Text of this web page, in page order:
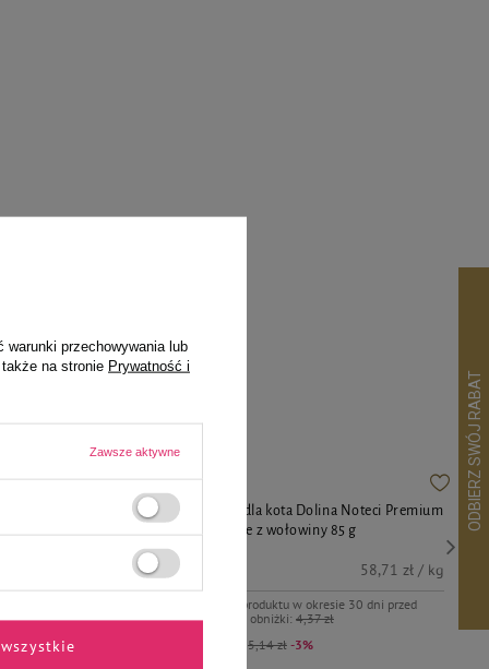
Mokra karma dla kota Dolina Noteci Premium
Sterilised danie z wołowiny 85 g
5,14 zł -3%
4,99 zł
Najniższa cena produktu w okresie 30 dni przed
wprowadzeniem obniżki: 4,37 zł
58,71 zł / kg
warunki przechowywania lub
na stronie Prywatność i
Zawsze aktywne